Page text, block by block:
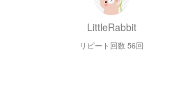
LittleRabbit
リピート回数 56回